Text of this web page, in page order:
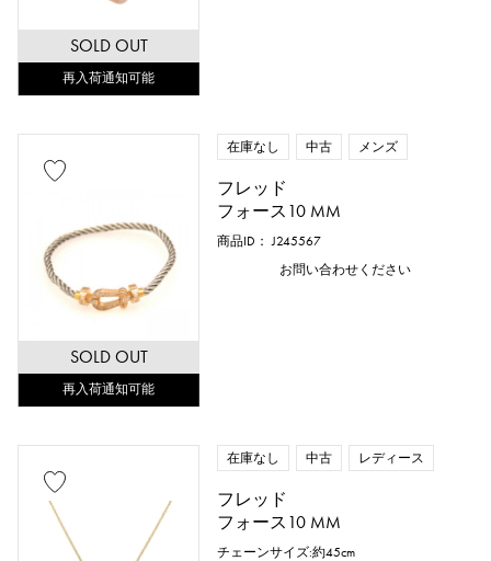
SOLD OUT
再入荷通知可能
SOLD OUT
再入荷通知可能
在庫なし 中古 メンズ
フレッド
フォース10 MM
商品ID： J245567
お問い合わせください
在庫なし 中古 レディース
フレッド
フォース10 MM
チェーンサイズ:約45cm